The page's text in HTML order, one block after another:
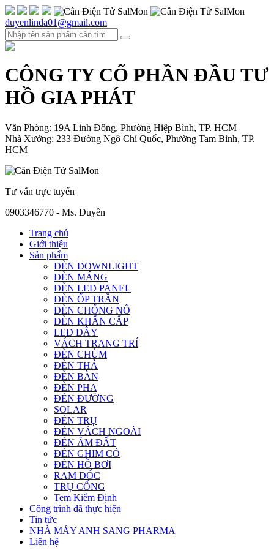
duyenlinda01@gmail.com
CÔNG TY CỔ PHẦN ĐẦU TƯ
HỒ GIA PHÁT
Văn Phòng: 19A Linh Đông, Phường Hiệp Bình, TP. HCM
Nhà Xưởng: 233 Đường Ngô Chí Quốc, Phường Tam Bình, TP.
HCM
Tư vấn trực tuyến
0903346770 - Ms. Duyên
Trang chủ
Giới thiệu
Sản phẩm
ĐÈN DOWNLIGHT
ĐÈN MÁNG
ĐÈN LED PANEL
ĐÈN ỐP TRẦN
ĐÈN CHỐNG NỔ
ĐÈN KHẨN CẤP
LED DÂY
VÁCH TRANG TRÍ
ĐÈN CHÙM
ĐÈN THẢ
ĐÈN BÀN
ĐÈN PHA
ĐÈN ĐƯỜNG
SOLAR
ĐÈN TRỤ
ĐÈN VÁCH NGOÀI
ĐÈN ÂM ĐẤT
ĐÈN GHIM CỎ
ĐÈN HỒ BƠI
RAM DỐC
TRỤ CỔNG
Tem Kiểm Định
Công trình đã thực hiện
Tin tức
NHÀ MÁY ANH SANG PHARMA
Liên hệ